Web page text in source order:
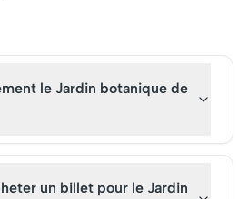
saisir
pour des visites
vibrantes.
le Jardin botanique de
un billet pour le Jardin